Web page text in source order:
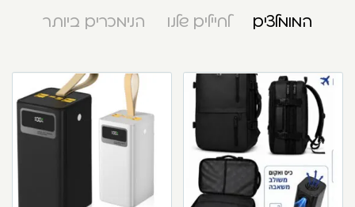
המומלצים לחיילים שלנו הנימכרים ביותר